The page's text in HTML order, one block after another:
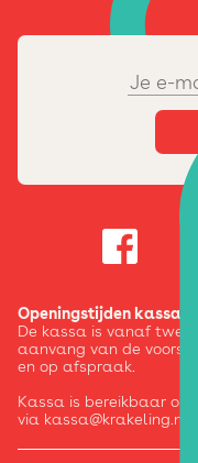
Openingstijden kassa:
De kassa is vanaf twee
aanvang van de
en op afspraak.
Kassa is bereikbaar op
via kassa@krakeling.nl.